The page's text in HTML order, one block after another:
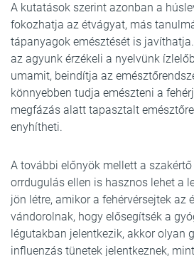
A kutatások szerint azonban a
fokozhatja az étvágyat, más
tápanyagok emésztését is
az agyunk érzékeli a nyelvünk
umamit, beindítja az
könnyebben tudja emészteni a
megfázás alatt tapasztalt
enyhítheti.
A további előnyök mellett a
orrdugulás ellen is hasznos lehet a
jön létre, amikor a fehérvérsejtek az
vándorolnak, hogy elősegítsék a
légutakban jelentkezik, akkor olyan
influenzás tünetek jelentkeznek,